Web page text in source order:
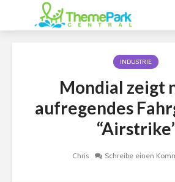
INDUSTRIE
Mondial zeigt
aufregendes
Chris Schreibe einen